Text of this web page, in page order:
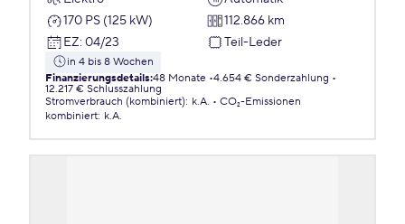
170 PS (125 kW)
112.866 km
EZ: 04/23 Teil-Leder
in 4 bis 8 Wochen
Finanzierungsdetails:48 Monate 4.654 € Sonderzahlung
12.217 € Schlusszahlung
Stromverbrauch (kombiniert): k.A.
CO₂-Emissionen
kombiniert: k.A.